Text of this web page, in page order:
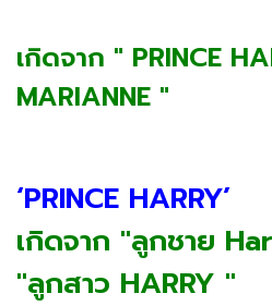
เกิดจาก " PRINCE
MARIANNE "
‘PRINCE HARRY’
เกิดจาก "ลูกชาย
"ลูกสาว HARRY "